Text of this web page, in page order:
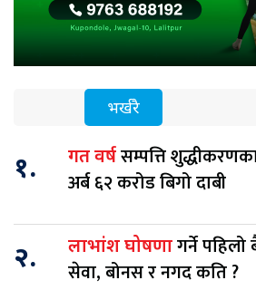
भर्खरै
१. गत वर्षसम्पत्ति
अर्ब ६२ करोड बिगो दाबी
२. लाभांश घोषणागर्ने
सेवा, बोनस र नगद कति ?